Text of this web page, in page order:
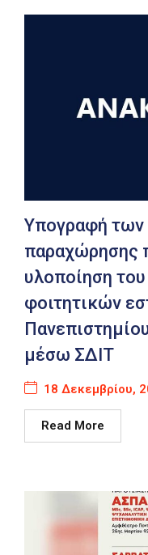
Υπογραφή
παραχώρησης
υλοποίηση
φοιτητικών
μέσω ΣΔΙΤ
18 Δεκεμβρίου,
Read More